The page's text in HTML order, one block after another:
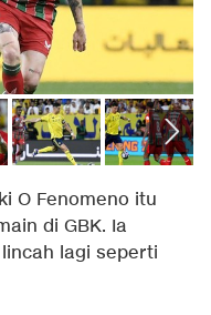
O Fenomeno itu
di GBK. Ia
lagi seperti